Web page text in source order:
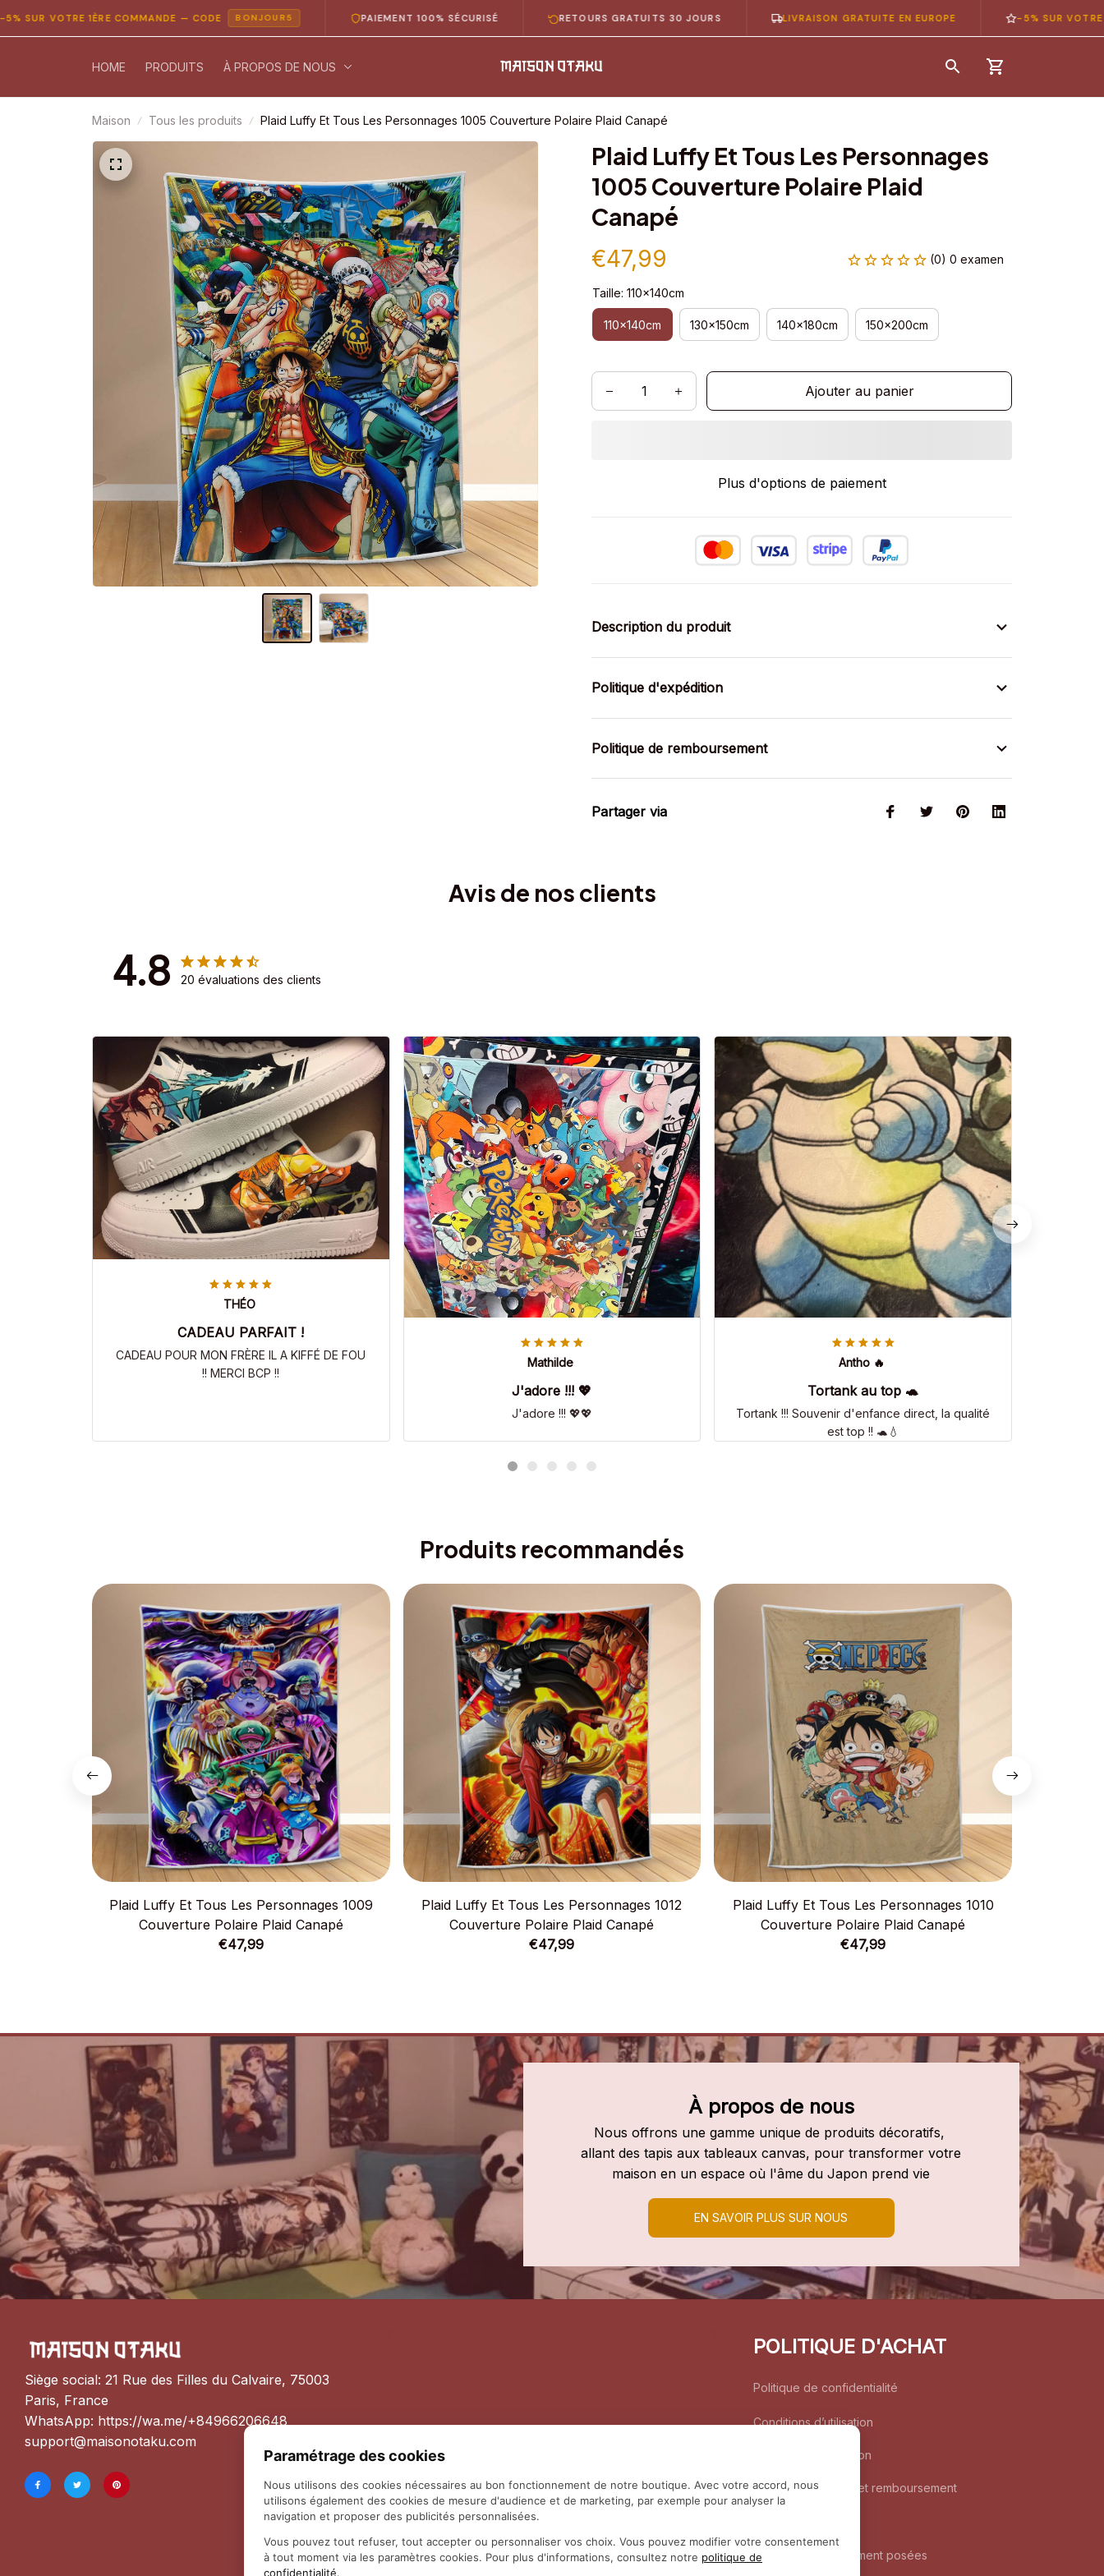
1ÈRE COMMANDE — CODE BONJOUR5 PAIEMENT 100% SÉCURISÉ RETOURS GRATUITS 30 JOURS LIVRAISON GRATUITE EN EUROPE -5% SUR VOTRE 1ÈRE
HOME PRODUITS À PROPOS DE NOUS
Maison Tous les produits Plaid Luffy Et Tous Les Personnages 1005 Couverture Polaire Plaid Canapé
Plaid Luffy Et Tous Les Personnages
1005 Couverture Polaire Plaid
Canapé
€47,99 (0) 0 examen
Taille: 110x140cm
110x140cm 130x150cm 140x180cm 150x200cm
Ajouter au panier
Plus d'options de paiement
Description du produit
Politique d'expédition
Politique de remboursement
Partager via
Avis de nos clients
4.8 20 évaluations des clients
THÉO
CADEAU PARFAIT !
CADEAU POUR MON FRÈRE IL A KIFFÉ DE FOU
!! MERCI BCP !!
Mathilde
J'adore !!! 💖
J'adore !!! 💖💖
Antho 🔥
Tortank au top 🐢
Tortank !!! Souvenir d'enfance direct, la qualité
est top !! 🐢💧
Produits recommandés
Plaid Luffy Et Tous Les Personnages 1009
Couverture Polaire Plaid Canapé
€47,99
Plaid Luffy Et Tous Les Personnages 1012
Couverture Polaire Plaid Canapé
€47,99
Plaid Luffy Et Tous Les Personnages 1010
Couverture Polaire Plaid Canapé
€47,99
À propos de nous
Nous offrons une gamme unique de produits décoratifs,
allant des tapis aux tableaux canvas, pour transformer votre
maison en un espace où l'âme du Japon prend vie
EN SAVOIR PLUS SUR NOUS
Siège social: 21 Rue des Filles du Calvaire, 75003
Paris, France
WhatsApp: https://wa.me/+84966206648
support@maisonotaku.com
POLITIQUE D'ACHAT
Politique de confidentialité
Conditions d’utilisation
Politique d’expédition
Politique de retour et remboursement
Questions fréquemment posées
Paramétrage des cookies
Nous utilisons des cookies nécessaires au bon fonctionnement de notre boutique. Avec votre accord, nous
utilisons également des cookies de mesure d'audience et de marketing, par exemple pour analyser la
navigation et proposer des publicités personnalisées.
Vous pouvez tout refuser, tout accepter ou personnaliser vos choix. Vous pouvez modifier votre consentement
à tout moment via les paramètres cookies. Pour plus d'informations, consultez notre politique de
confidentialité.